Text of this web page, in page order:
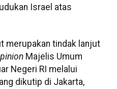
Israel atas
merupakan tindak lanjut
Majelis Umum
Negeri RI melalui
dikutip di Jakarta,